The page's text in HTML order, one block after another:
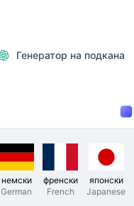
Генератор на подкана
немски
German
френски
French
японски
Japanese